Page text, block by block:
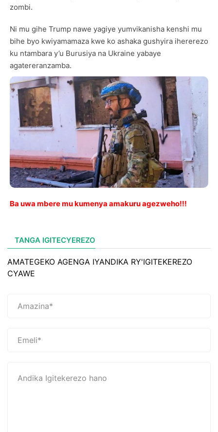
zombi.
Ni mu gihe Trump nawe yagiye yumvikanisha kenshi mu
bihe byo kwiyamamaza kwe ko ashaka gushyira ihererezo
ku ntambara y’u Burusiya na Ukraine yabaye
agatereranzamba.
Ba uwa mbere mu kumenya amakuru agezweho!!!
TANGA IGITECYEREZO
AMATEGEKO AGENGA IYANDIKA RY'IGITEKEREZO
CYAWE